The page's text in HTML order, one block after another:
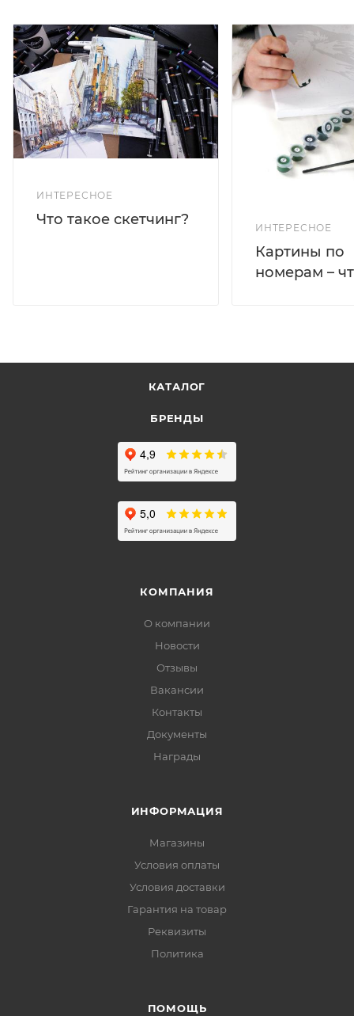
ИНТЕРЕСНОЕ
Что такое скетчинг?
ИНТЕРЕСНОЕ
Картины по
номерам –
КАТАЛОГ
БРЕНДЫ
КОМПАНИЯ
О компании
Новости
Отзывы
Вакансии
Контакты
Документы
Награды
ИНФОРМАЦИЯ
Магазины
Условия оплаты
Условия доставки
Гарантия на товар
Реквизиты
Политика
ПОМОЩЬ